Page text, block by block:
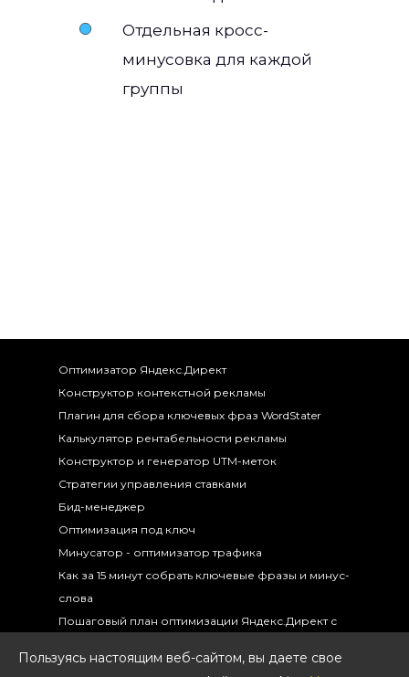
Отдельная кросс-
минусовка для каждой
группы
Оптимизатор Яндекс.Директ
Конструктор контекстной рекламы
Плагин для сбора ключевых фраз WordStater
Калькулятор рентабельности рекламы
Конструктор и генератор UTM-меток
Стратегии управления ставками
Бид-менеджер
Оптимизация под ключ
Минусатор - оптимизатор трафика
Как за 15 минут собрать ключевые фразы и минус-
слова
Пошаговый план оптимизации Яндекс.Директ с
Реквизиты
Пользуясь настоящим веб-сайтом, вы даете свое